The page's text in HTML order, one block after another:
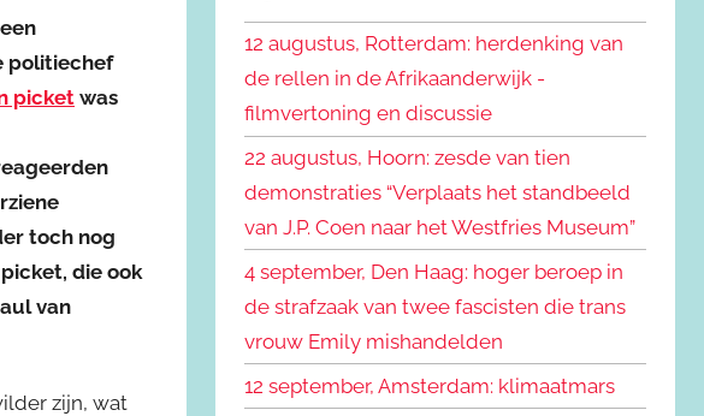
politiechef
picket was
toch nog
die ook
van
zijn, wat
n
a
a
r
:
e
12 augustus, Rotterdam: herdenking van
de rellen in de Afrikaanderwijk -
filmvertoning en discussie
22 augustus, Hoorn: zesde van tien
demonstraties “Verplaats het standbeeld
van J.P. Coen naar het Westfries Museum”
4 september, Den Haag: hoger beroep in
de strafzaak van twee fascisten die trans
vrouw Emily mishandelden
12 september, Amsterdam: klimaatmars